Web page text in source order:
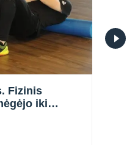
Fizinis
iki
Prisijungti
Atsiminti mane